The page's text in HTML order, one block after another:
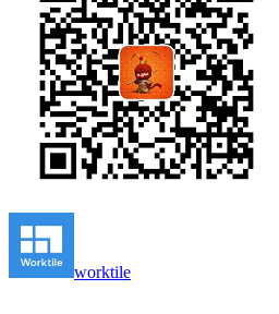
worktile